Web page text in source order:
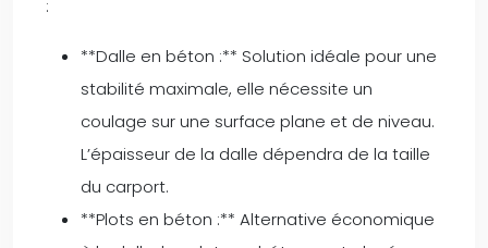
:
**Dalle en béton :** Solution idéale pour une
stabilité maximale, elle nécessite un
coulage sur une surface plane et de niveau.
L’épaisseur de la dalle dépendra de la taille
du carport.
**Plots en béton :** Alternative économique